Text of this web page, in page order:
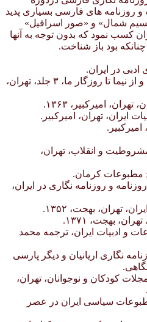
های فارسی بسیاری پدید
«نسیم شمال» و «صور اسرافیل»
کسب نمود که بدون توجه به آنها
بود باز شناخت.
۲ـ آرین پور، یحیی، از صبا تا نیما و از نیما تا روزگار ما، ۳ جلد، تهران،
مشروطیت و انقلاب، تهران،
روزنامه و روزنامه نگاری در ایران،
و ادبیات ایران، ترجمه محمد
نگاری اریانیان و دیگر پارسی
کودکان و نوجوانان، تهران،
سیاسی ایران در عصر